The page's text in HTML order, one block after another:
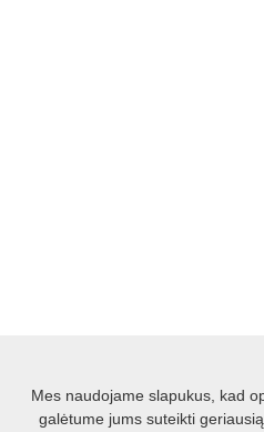
Darbo laikas:
Mes naudojame slapukus, kad
galėtume jums suteikti